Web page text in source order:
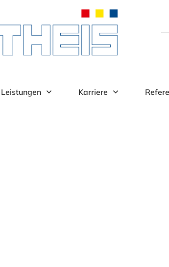
Leistungen Karriere